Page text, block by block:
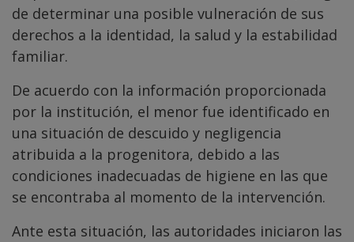
de determinar una posible vulneración de sus
derechos a la identidad, la salud y la estabilidad
familiar.
De acuerdo con la información proporcionada
por la institución, el menor fue identificado en
una situación de descuido y negligencia
atribuida a la progenitora, debido a las
condiciones inadecuadas de higiene en las que
se encontraba al momento de la intervención.
Ante esta situación, las autoridades iniciaron las